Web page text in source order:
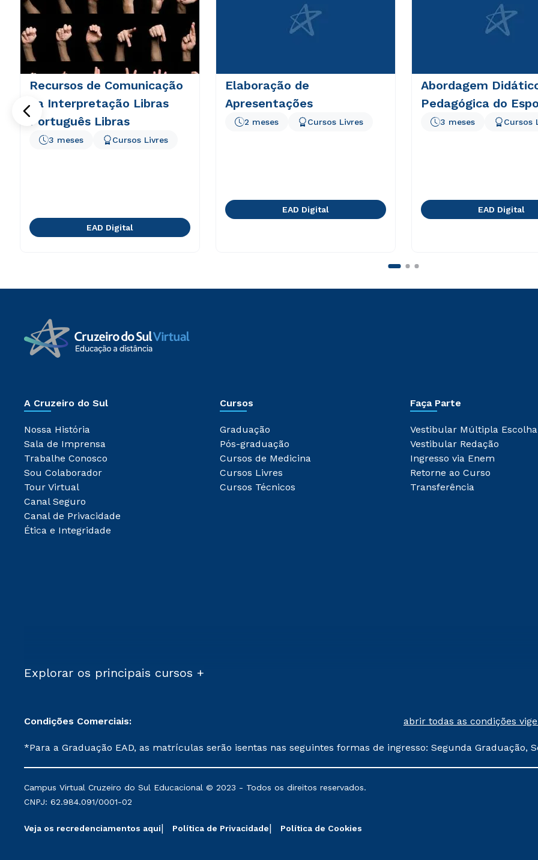
Recursos de Comunicação
na Interpretação Libras
Português Libras
3 meses Cursos Livres
EAD Digital
Elaboração de
Apresentações
2 meses Cursos Livres
EAD Digital
Abordagem
Pedagógica do
3 meses Cursos
EAD Digital
A Cruzeiro do Sul
Nossa História
Sala de Imprensa
Trabalhe Conosco
Sou Colaborador
Tour Virtual
Canal Seguro
Canal de Privacidade
Ética e Integridade
Cursos
Graduação
Pós-graduação
Cursos de Medicina
Cursos Livres
Cursos Técnicos
Faça Parte
Vestibular Múltipla Escolha
Vestibular Redação
Ingresso via Enem
Retorne ao Curso
Transferência
Explorar os principais cursos +
Condições Comerciais: abrir todas as condições
*Para a Graduação EAD, as matrículas serão isentas nas seguintes formas de ingresso: Segunda Graduação,
mantidos conforme negociação. Descontos institucionais poderão sofrer alterações nos períodos de
serviços.
Campus Virtual Cruzeiro do Sul Educacional © 2023 - Todos os direitos reservados.
CNPJ: 62.984.091/0001-02
Veja os recredenciamentos aqui Política de Privacidade Política de Cookies